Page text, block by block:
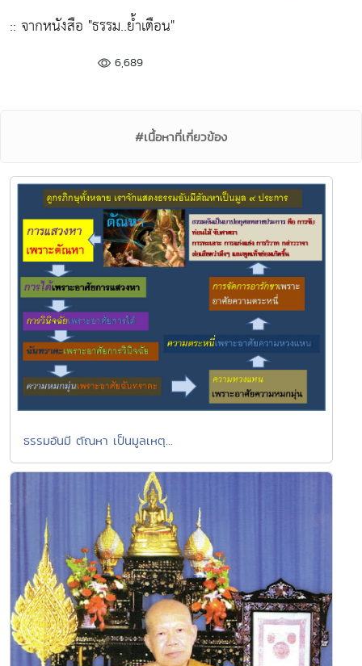
:: จากหนังสือ "ธรรม..ย้ำเตือน"
6,689
#เนื้อหาที่เกี่ยวข้อง
ธรรมอันมี ตัณหา เป็นมูลเหตุ...